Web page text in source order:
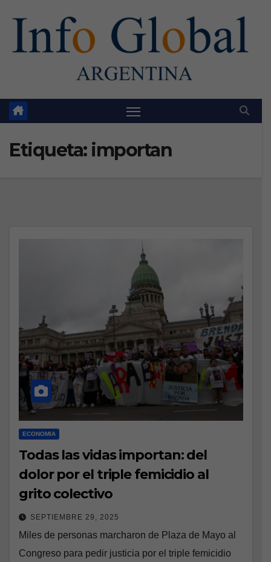
Etiqueta: importan
ECONOMIA
Todas las vidas importan: del
dolor por el triple femicidio al
grito colectivo
SEPTIEMBRE 29, 2025
Miles de personas marcharon de Plaza de Mayo al
Congreso para pedir justicia por el triple femicidio